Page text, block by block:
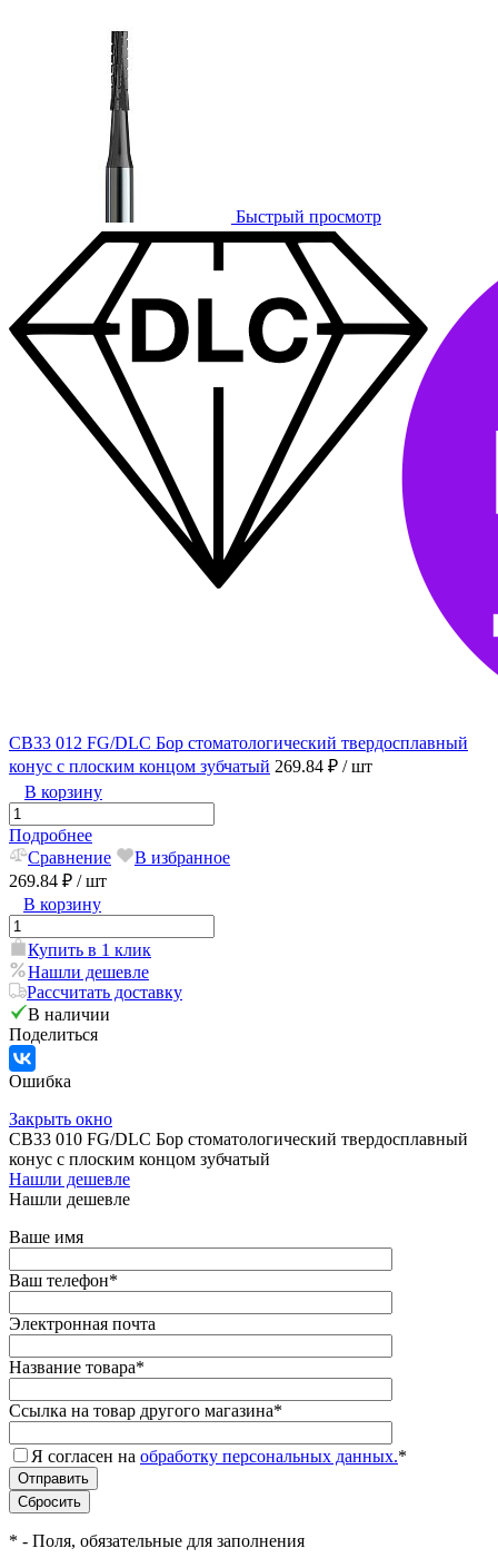
Быстрый просмотр
CB33 012 FG/DLC Бор стоматологический твердосплавный
конус с плоским концом зубчатый 269.84 ₽ / шт
В корзину
Подробнее
Сравнение
В избранное
269.84 ₽ / шт
В корзину
Купить в 1 клик
Нашли дешевле
Рассчитать доставку
В наличии
Поделиться
Ошибка
Закрыть окно
CB33 010 FG/DLC Бор стоматологический твердосплавный
конус с плоским концом зубчатый
Нашли дешевле
Нашли дешевле
Ваше имя
Ваш телефон*
Электронная почта
Название товара*
Ссылка на товар другого магазина*
Я согласен на обработку персональных данных.*
* - Поля, обязательные для заполнения